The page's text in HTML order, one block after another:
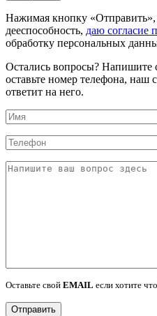
Нажимая кнопку
дееспособность, даю согласие
обработку персональных
Остались вопросы? Напишите
оставьте номер телефона, наш
ответит на него.
Оставьте свой EMAIL если хотите